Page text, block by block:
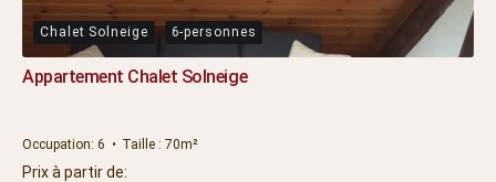
Chalet Solneige 6-personnes
Appartement Chalet Solneige
Occupation: 6 Taille : 70m²
Prix à partir de: